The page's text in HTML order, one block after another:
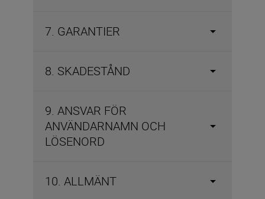
7. GARANTIER
8. SKADESTÅND
9. ANSVAR FÖR
ANVÄNDARNAMN OCH
LÖSENORD
10. ALLMÄNT